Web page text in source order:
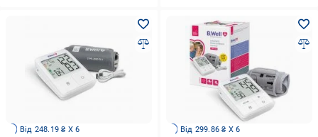
Від 248.19 ₴ X 6 Від 299.86 ₴ X 6